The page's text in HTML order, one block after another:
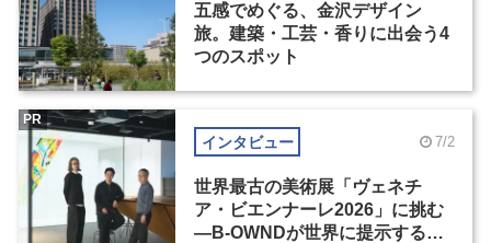
五感でめぐる、金沢デザイン
旅。建築・工芸・香りに出会う4
つのスポット
インタビュー 7/2
世界最古の美術展「ヴェネチ
ア・ビエンナーレ2026」に挑む
―B-OWNDが世界に提示する美
PR